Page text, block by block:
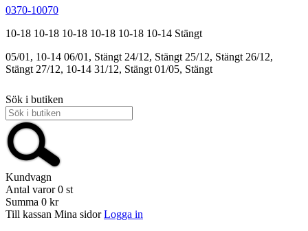
0370-10070
10-18 10-18 10-18 10-18 10-18 10-14 Stängt
05/01, 10-14 06/01, Stängt 24/12, Stängt 25/12, Stängt 26/12,
Stängt 27/12, 10-14 31/12, Stängt 01/05, Stängt
Sök i butiken
Kundvagn
Antal varor 0 st
Summa 0 kr
Till kassan Mina sidor Logga in